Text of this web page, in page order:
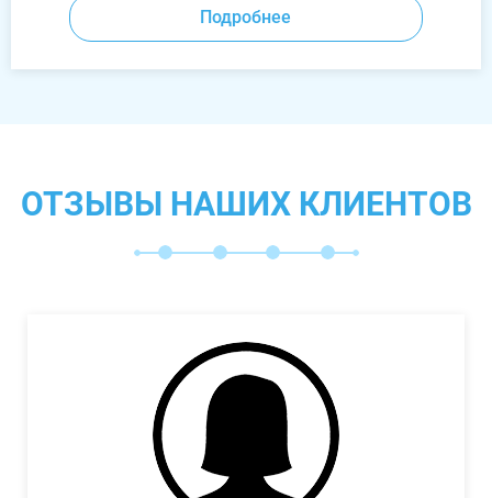
Подробнее
ОТЗЫВЫ НАШИХ КЛИЕНТОВ